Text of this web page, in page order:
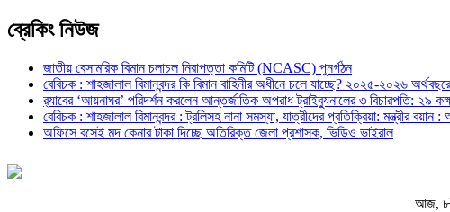
ব্রেকিং নিউজ
জাতীয় বেসামরিক বিমান চলাচল নিরাপত্তা কমিটি (NCASC) পুনর্গঠন
বেবিচক : শাহজালাল বিমানবন্দর কি বিমান বাহিনীর অধীনে চলে যাচ্ছে? ২০২৫-২০২৬
র‍্যাবের ‘আয়নাঘর’ পরিদর্শন করলেন আন্তর্জাতিক অপরাধ ট্রাইব্যুনালের ৩ বিচারপতি: ২৯
বেবিচক : শাহজালাল বিমানবন্দর : ট্রলিসহ নানা সমস্যা, যাত্রীদের প্রতিক্রিয়া: মন্ত্রীর
অফিসে বসেই মদ কেনার টাকা দিচ্ছে অতিরিক্ত জেলা প্রশাসক, ভিডিও ভাইরাল
আজ,